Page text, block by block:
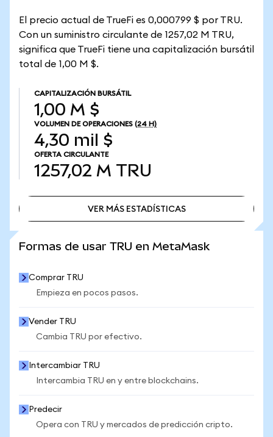
El precio actual de TrueFi es 0,000799 $ por TRU.
Con un suministro circulante de 1257,02 M TRU,
significa que TrueFi tiene una capitalización bursátil
total de 1,00 M $.
CAPITALIZACIÓN BURSÁTIL
1,00 M $
VOLUMEN DE OPERACIONES (24 H)
4,30 mil $
OFERTA CIRCULANTE
1257,02 M TRU
VER MÁS ESTADÍSTICAS
Formas de usar TRU en MetaMask
Comprar TRU
Empieza en pocos pasos.
Vender TRU
Cambia TRU por efectivo.
Intercambiar TRU
Intercambia TRU en y entre blockchains.
Predecir
Opera con TRU y mercados de predicción cripto.